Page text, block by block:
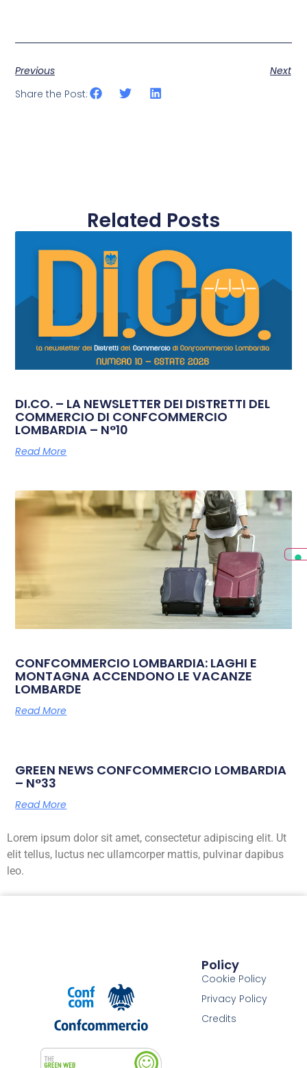
Previous
Next
Share the Post:
Related Posts
DI.CO. – LA NEWSLETTER DEI DISTRETTI DEL
COMMERCIO DI CONFCOMMERCIO
LOMBARDIA – N°10
Read More
CONFCOMMERCIO LOMBARDIA: LAGHI E
MONTAGNA ACCENDONO LE VACANZE
LOMBARDE
Read More
GREEN NEWS CONFCOMMERCIO LOMBARDIA
– N°33
Read More
Lorem ipsum dolor sit amet, consectetur adipiscing elit. Ut
elit tellus, luctus nec ullamcorper mattis, pulvinar dapibus
leo.
Policy
Cookie Policy
Privacy Policy
Credits